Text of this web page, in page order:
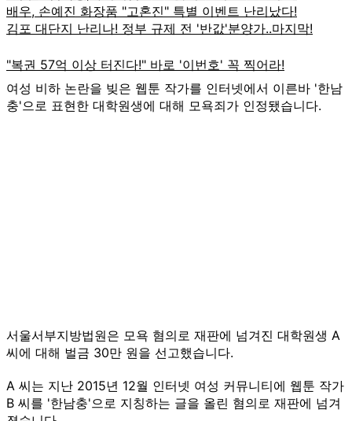
여성 비하 논란을 빚은 웹툰 작가를 인터넷에서 이른바 '한남
충'으로 표현한 대학원생에 대해 모욕죄가 인정됐습니다.
서울서부지방법원은 모욕 혐의로 재판에 넘겨진 대학원생 A
씨에 대해 벌금 30만 원을 선고했습니다.
A 씨는 지난 2015년 12월 인터넷 여성 커뮤니티에 웹툰 작가
B 씨를 '한남충'으로 지칭하는 글을 올린 혐의로 재판에 넘겨